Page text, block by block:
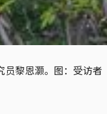
员黎恩灏。图：受访者